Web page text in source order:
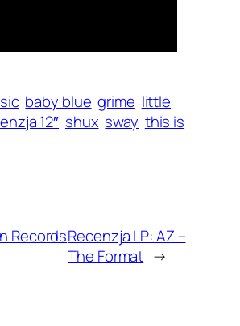
baby blue grime little
12″ shux sway this is
RecordsRecenzja LP: AZ –
The Format →